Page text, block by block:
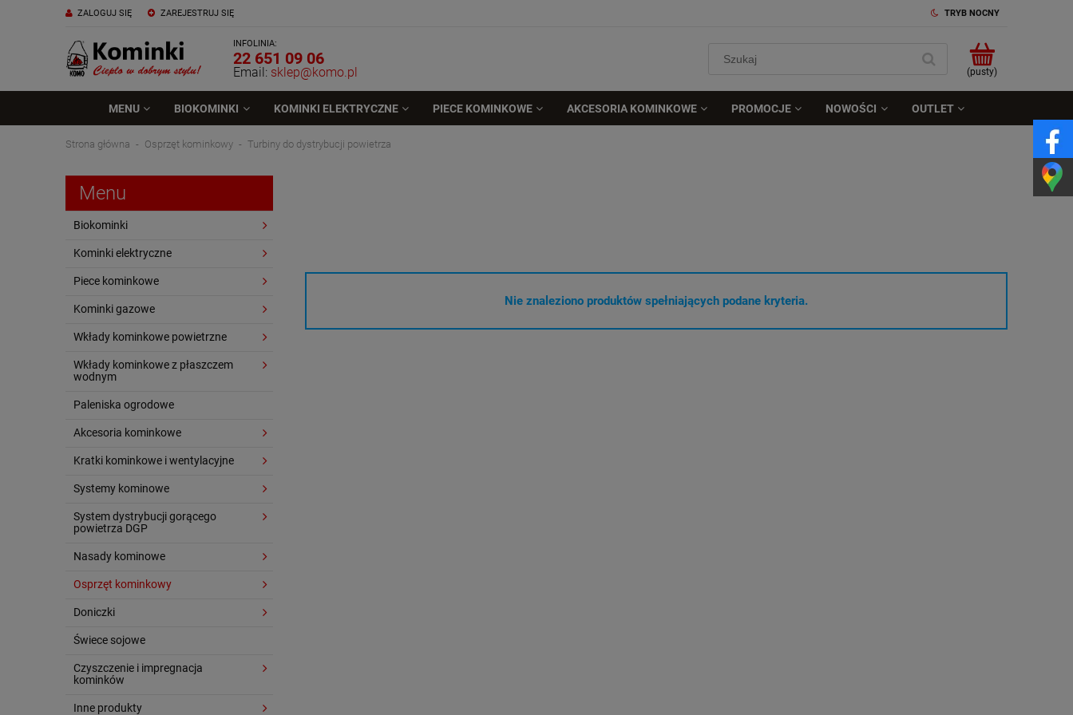
ZAREJESTRUJ SIĘ
ZALOGUJ SIĘ TRYB NOCNY
INFOLINIA:
22 651 09 06
Email: sklep@komo.pl (pusty)
MENU BIOKOMINKI KOMINKI ELEKTRYCZNE PIECE KOMINKOWE AKCESORIA KOMINKOWE PROMOCJE NOWOŚCI OUTLET
Strona główna Osprzęt kominkowy Turbiny do dystrybucji powietrza
Menu
Biokominki
Kominki elektryczne
Piece kominkowe
Kominki gazowe
Wkłady kominkowe powietrzne
Wkłady kominkowe z płaszczem
wodnym
Paleniska ogrodowe
Akcesoria kominkowe
Kratki kominkowe i wentylacyjne
Systemy kominowe
System dystrybucji gorącego
powietrza DGP
Nasady kominowe
Osprzęt kominkowy
Doniczki
Świece sojowe
Czyszczenie i impregnacja
kominków
Inne produkty
Nie znaleziono produktów spełniających podane kryteria.